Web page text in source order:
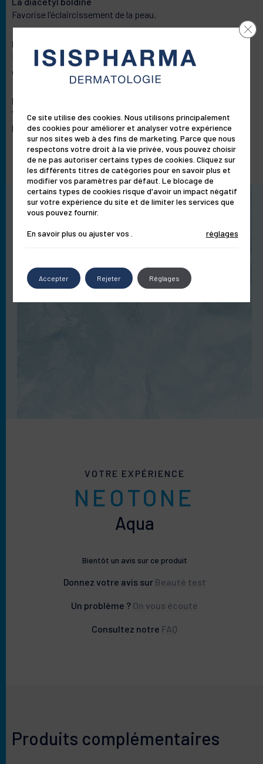
Votre peau
Le laboratoire
Le magazine
Favorise l'éclaircissement de la peau.
L’extrait de licorice pur
Provient de la racine de réglisse et présente un fort pouvoir
dépigmentant.
La niacinamide
Vitamine du groupe B3 réduit les taches et rend le teint plus
lumineux.
VOTRE EXPÉRIENCE
NEOTONE
Aqua
Bientôt un avis sur ce produit
Donnez votre avis surBeauté test
Un problème ? On vous écoute
Consultez notre FAQ
Produits complémentaires
Ce site utilise des cookies. Nous utilisons principalement
des cookies pour améliorer et analyser votre expérience
sur nos sites web à des fins de marketing. Parce que nous
respectons votre droit à la vie privée, vous pouvez choisir
de ne pas autoriser certains types de cookies. Cliquez sur
les différents titres de catégories pour en savoir plus et
modifier vos paramètres par défaut. Le blocage de
certains types de cookies risque d'avoir un impact négatif
sur votre expérience du site et de limiter les services que
vous pouvez fournir.
En savoir plus ou ajuster vos réglages
Accepter Rejeter Réglages